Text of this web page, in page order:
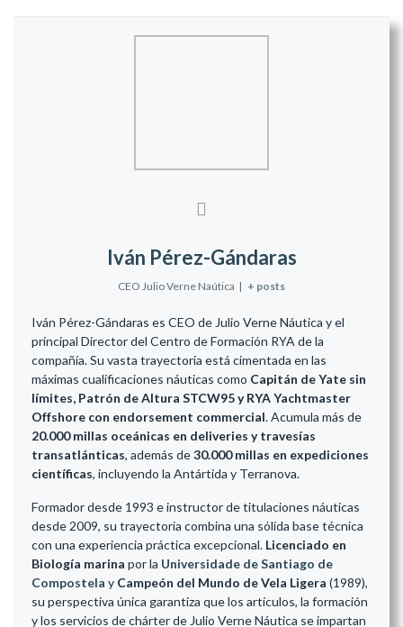
Iván Pérez-Gándaras
CEO Julio Verne Naútica | + posts
Iván Pérez-Gándaras es CEO de Julio Verne Náutica y el
principal Director del Centro de Formación RYA de la
compañía. Su vasta trayectoria está cimentada en las
máximas cualificaciones náuticas como Capitán de Yate sin
límites, Patrón de Altura STCW95 y RYA Yachtmaster
Offshore con endorsement commercial. Acumula más de
20.000 millas oceánicas en deliveries y travesías
transatlánticas, además de30.000 millas en expediciones
científicas, incluyendo la Antártida y Terranova.
Formador desde 1993 e instructor de titulaciones náuticas
desde 2009, su trayectoria combina una sólida base técnica
con una experiencia práctica excepcional. Licenciado en
Biología marina por la Universidade de Santiago de
Compostela y Campeón del Mundo de Vela Ligera (1989),
su perspectiva única garantiza que los artículos, la formación
y los servicios de chárter de Julio Verne Náutica se impartan